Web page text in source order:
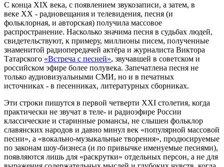
С конца XIX века, с появлением звукозаписи, а затем, в
веке XX - радиовещания и телевидения, песня (и
фольклорная, и авторская) получила массовое
распространение. Насколько значима песня в судьбах людей,
свидетельствуют, к примеру, миллионы писем, полученные
знаменитой радиопередачей актёра и журналиста Виктора
Татарского «Встреча с песней», звучавшей в советском и
российском эфире более полувека. Запечатлена песня не
только аудиовизуальными СМИ, но и в печатных
источниках - в песенниках, литературных сборниках.
Эти строки пишутся в первой четверти XXI столетия, когда
практически не звучат в теле- и радиоэфире России
классические и старинные романсы, не слышен фольклор
славянских народов и давно минул век «популярной массовой
песни», а «вокально-музыкальные творения», продюсируемые
по законам шоу-бизнеса (и по привычке именуемые песнями),
появляются лишь для «раскрутки» отдельных персон, а не для